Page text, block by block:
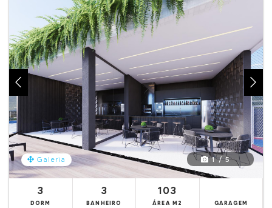
Galeria 1 / 5
3
DORM
3
BANHEIRO
103
ÁREA M2 GARAGEM